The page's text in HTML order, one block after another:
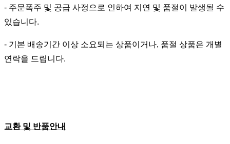
- 주문폭주 및 공급 사정으로 인하여 지연 및 품절이 발생될 수
있습니다.
- 기본 배송기간 이상 소요되는 상품이거나, 품절 상품은 개별
연락을 드립니다.
교환 및 반품안내